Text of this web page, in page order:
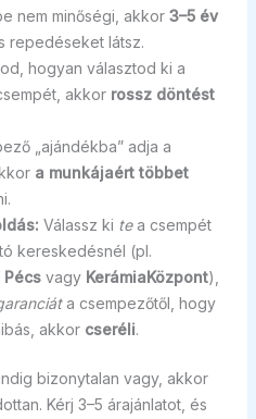
nem minőségi, akkor 3–5 év
repedéseket látsz.
hogyan választod ki a
akkor rossz döntést
„ajándékba” adja a
a munkájaért többet
Válassz ki tea csempét
kereskedésnél (pl.
Pécsvagy KerámiaKözpont),
a csempezőtől, hogy
akkor cseréli.
bizonytalan vagy, akkor
Kérj 3–5 árajánlatot, és